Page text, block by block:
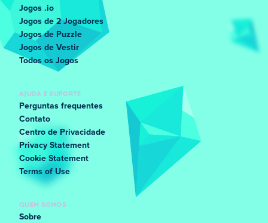
Jogos .io
Jogos de 2 Jogadores
Jogos de Puzzle
Jogos de Vestir
Todos os Jogos
AJUDA E SUPORTE
Perguntas frequentes
Contato
Centro de Privacidade
Privacy Statement
Cookie Statement
Terms of Use
QUEM SOMOS
Sobre